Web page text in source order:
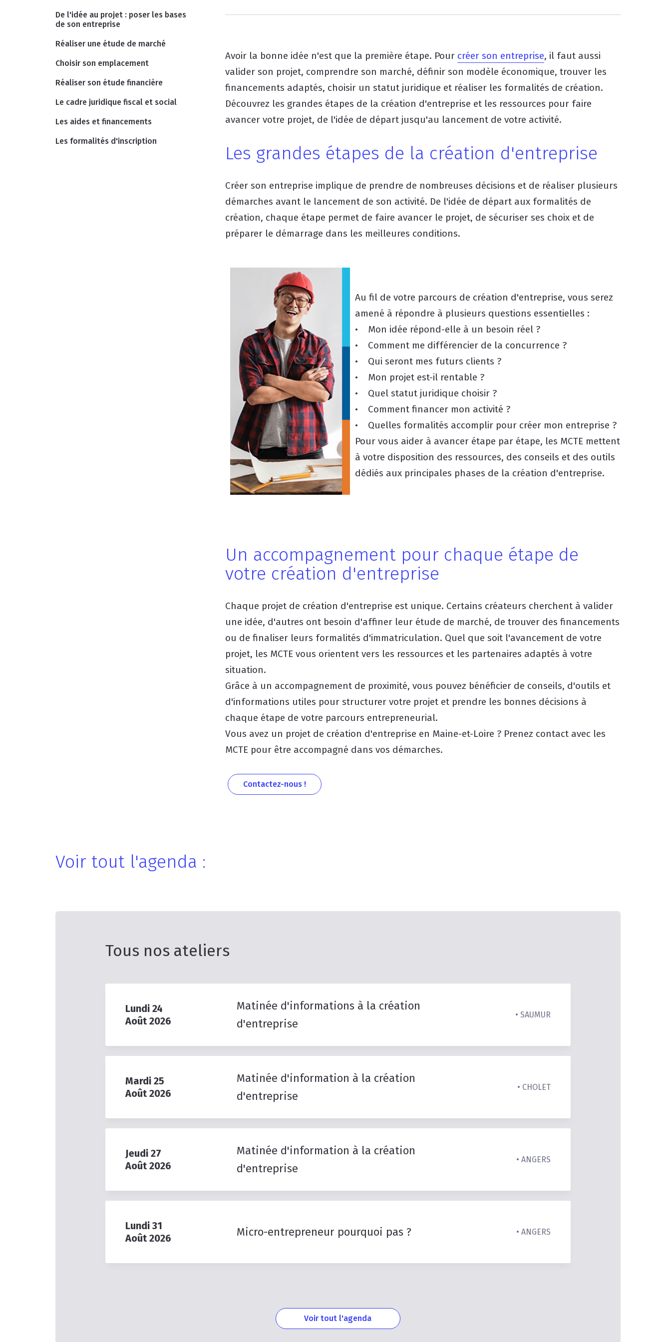
De l'idée au projet : poser les bases
de son entreprise
Réaliser une étude de marché
Choisir son emplacement
Réaliser son étude financière
Le cadre juridique fiscal et social
Les aides et financements
Les formalités d'inscription
Avoir la bonne idée n'est que la première étape. Pour créer son entreprise, il faut aussi
valider son projet, comprendre son marché, définir son modèle économique, trouver les
financements adaptés, choisir un statut juridique et réaliser les formalités de création.
Découvrez les grandes étapes de la création d'entreprise et les ressources pour faire
avancer votre projet, de l'idée de départ jusqu'au lancement de votre activité.
Les grandes étapes de la création d'entreprise
Créer son entreprise implique de prendre de nombreuses décisions et de réaliser plusieurs
démarches avant le lancement de son activité. De l'idée de départ aux formalités de
création, chaque étape permet de faire avancer le projet, de sécuriser ses choix et de
préparer le démarrage dans les meilleures conditions.
Au fil de votre parcours de création d'entreprise, vous serez
amené à répondre à plusieurs questions essentielles :
• Mon idée répond-elle à un besoin réel ?
• Comment me différencier de la concurrence ?
• Qui seront mes futurs clients ?
• Mon projet est-il rentable ?
• Quel statut juridique choisir ?
• Comment financer mon activité ?
• Quelles formalités accomplir pour créer mon entreprise ?
Pour vous aider à avancer étape par étape, les MCTE mettent
à votre disposition des ressources, des conseils et des outils
dédiés aux principales phases de la création d'entreprise.
Un accompagnement pour chaque étape de
votre création d'entreprise
Chaque projet de création d'entreprise est unique. Certains créateurs cherchent à valider
une idée, d'autres ont besoin d'affiner leur étude de marché, de trouver des financements
ou de finaliser leurs formalités d'immatriculation. Quel que soit l'avancement de votre
projet, les MCTE vous orientent vers les ressources et les partenaires adaptés à votre
situation.
Grâce à un accompagnement de proximité, vous pouvez bénéficier de conseils, d'outils et
d'informations utiles pour structurer votre projet et prendre les bonnes décisions à
chaque étape de votre parcours entrepreneurial.
Vous avez un projet de création d'entreprise en Maine-et-Loire ? Prenez contact avec les
MCTE pour être accompagné dans vos démarches.
Contactez-nous !
Voir tout l'agenda :
Tous nos ateliers
Lundi 24
Août 2026
Matinée d'informations à la création
d'entreprise
• SAUMUR
Mardi 25
Août 2026
Matinée d'information à la création
d'entreprise
• CHOLET
Jeudi 27
Août 2026
Matinée d'information à la création
d'entreprise
• ANGERS
Lundi 31
Août 2026 Micro-entrepreneur pourquoi pas ? • ANGERS
Voir tout l'agenda